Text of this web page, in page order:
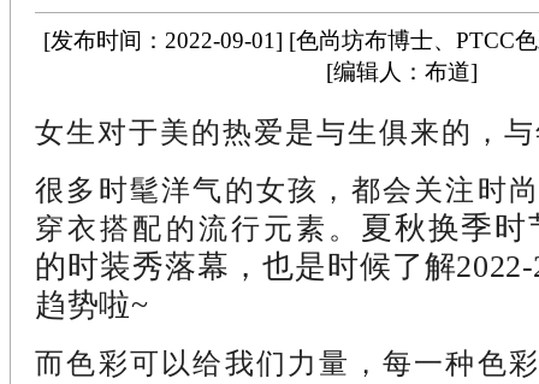
[发布时间：2022-09-01] [色尚坊布博士、PTCC
[编辑人：布道]
女生对于美的热爱是与生俱来的，
很多时髦洋气的女孩，都会关注时
穿衣搭配的流行元素。 夏秋换季时
的时装秀落幕，也是时候了解
趋势啦~
而色彩可以给我们力量，每一种色